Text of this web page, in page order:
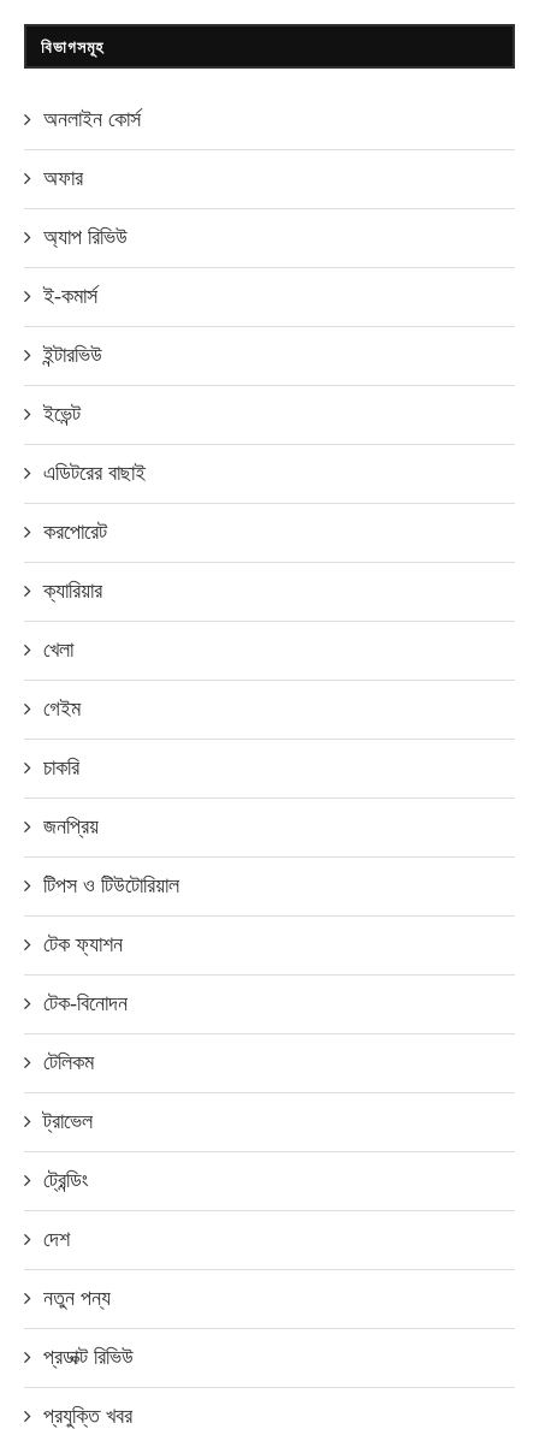
বিভাগসমূহ
অনলাইন কোর্স
অফার
অ্যাপ রিভিউ
ই-কমার্স
ইন্টারভিউ
ইভেন্ট
এডিটরের বাছাই
করপোরেট
ক্যারিয়ার
খেলা
গেইম
চাকরি
জনপ্রিয়
টিপস ও টিউটোরিয়াল
টেক ফ্যাশন
টেক-বিনোদন
টেলিকম
ট্রাভেল
ট্রেন্ডিং
দেশ
নতুন পন্য
প্রডাক্ট রিভিউ
প্রযুক্তি খবর